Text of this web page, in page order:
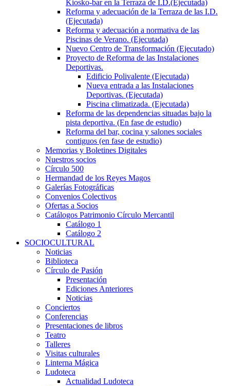
Kiosko-bar en la Terraza de I.D.(Ejecutada)
Reforma y adecuación de la Terraza de las I.D.
(Ejecutada)
Reforma y adecuación a normativa de las
Piscinas de Verano. (Ejecutada)
Nuevo Centro de Transformación (Ejecutado)
Proyecto de Reforma de las Instalaciones
Deportivas.
Edificio Polivalente (Ejecutada)
Nueva entrada a las Instalaciones
Deportivas. (Ejecutada)
Piscina climatizada. (Ejecutada)
Reforma de las dependencias situadas bajo la
pista deportiva. (En fase de estudio)
Reforma del bar, cocina y salones sociales
contiguos (en fase de estudio)
Memorias y Boletines Digitales
Nuestros socios
Círculo 500
Hermandad de los Reyes Magos
Galerías Fotográficas
Convenios Colectivos
Ofertas a Socios
Catálogos Patrimonio Círculo Mercantil
Catálogo 1
Catálogo 2
SOCIOCULTURAL
Noticias
Biblioteca
Círculo de Pasión
Presentación
Ediciones Anteriores
Noticias
Conciertos
Conferencias
Presentaciones de libros
Teatro
Talleres
Visitas culturales
Linterna Mágica
Ludoteca
Actualidad Ludoteca